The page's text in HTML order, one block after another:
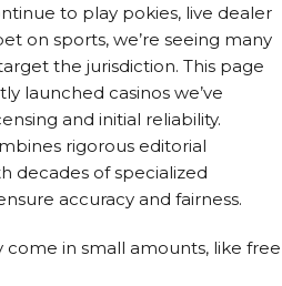
to play pokies, live dealer
on sports, we’re seeing many
the jurisdiction. This page
launched casinos we’ve
and initial reliability.
rigorous editorial
decades of specialized
accuracy and fairness.
come in small amounts, like free